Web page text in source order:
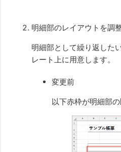
明細部のレイアウトを調
明細部として繰り返した
レート上に用意します。
変更前
以下赤枠が明細部